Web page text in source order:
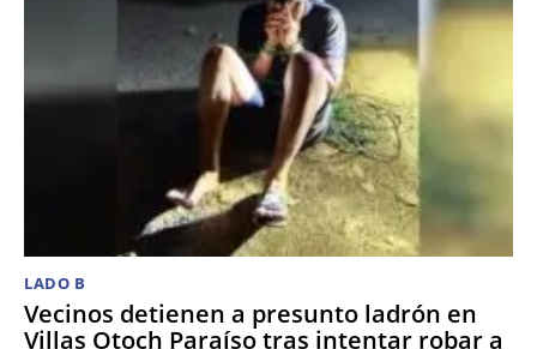
LADO B
Vecinos detienen a presunto ladrón en
Villas Otoch Paraíso tras intentar robar a